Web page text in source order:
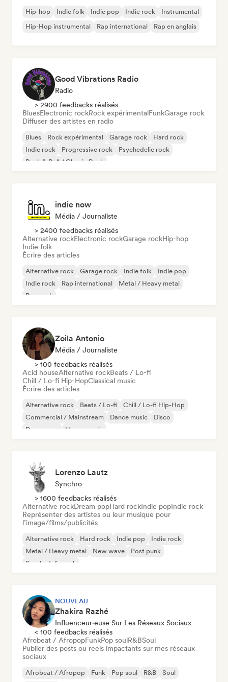
Hip-hop Indie folk Indie pop Indie rock
Instrumental
Hip-Hop instrumental
Rap international Rap en anglais
Good Vibrations Radio
Radio
> 2900 feedbacks réalisés
BluesElectronic rockRock expérimentalFunkGarage rock
Diffuser des artistes en radio
Blues Rock expérimental Garage rock
Hard rock
Indie rock
Progressive rock
Psychedelic rock
Rock & Roll / Classic Rock
indie now
Média / Journaliste
> 2400 feedbacks réalisés
Alternative rockElectronic rockGarage rockHip-hop
Indie folk
Écrire des articles
Alternative rock Garage rock Indie folk
Indie pop
Indie rock
Rap international
Metal / Heavy metal
Pop rock
Zoila Antonio
Média / Journaliste
> 100 feedbacks réalisés
Acid houseAlternative rockBeats / Lo-fi
Chill / Lo-fi Hip-HopClassical music
Écrire des articles
Alternative rock Beats / Lo-fi
Chill / Lo-fi Hip-Hop
Commercial / Mainstream
Dance music
Disco
Dream pop
House music
Lorenzo Lautz
Synchro
> 1600 feedbacks réalisés
Alternative rockDream popHard rockIndie popIndie rock
Représenter des artistes ou leur musique pour
l’image/films/publicités
Alternative rock Hard rock Indie pop
Indie rock
Metal / Heavy metal
New wave
Post punk
Psychedelic rock
NOUVEAU
Zhakira Razhé
Influenceur·euse Sur Les Réseaux Sociaux
< 100 feedbacks réalisés
Afrobeat / AfropopFunkPop soulR&BSoul
Publier des posts ou reels impactants sur mes réseaux
sociaux
Afrobeat / Afropop Funk Pop soul R&B Soul